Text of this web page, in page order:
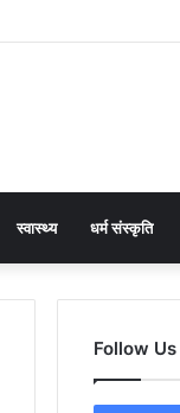
स्वास्थ्य धर्म संस्कृति
Follow Us